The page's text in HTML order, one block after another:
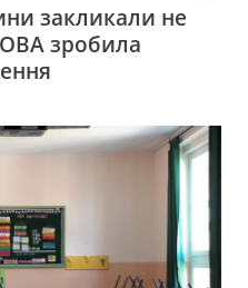
закликали не
ОВА зробила